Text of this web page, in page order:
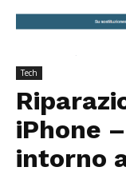
Tech
iPhone
intorno